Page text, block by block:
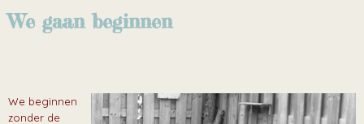
We gaan beginnen
We beginnen
zonder de